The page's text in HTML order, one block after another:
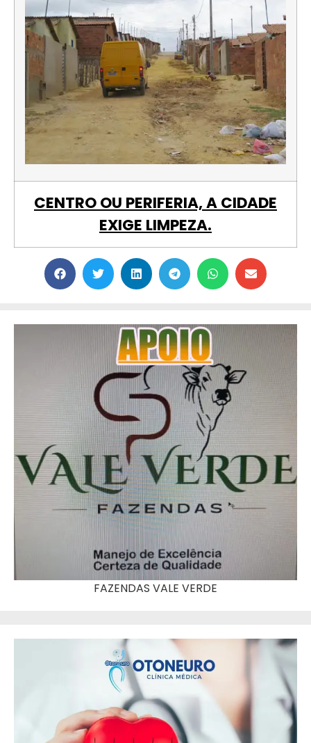
CENTRO OU PERIFERIA, A CIDADE
EXIGE LIMPEZA.
FAZENDAS VALE VERDE